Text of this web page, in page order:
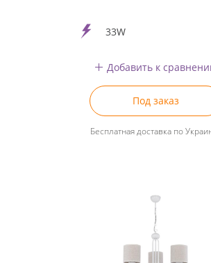
33W
Добавить к
Под заказ
Бесплатная доставка по